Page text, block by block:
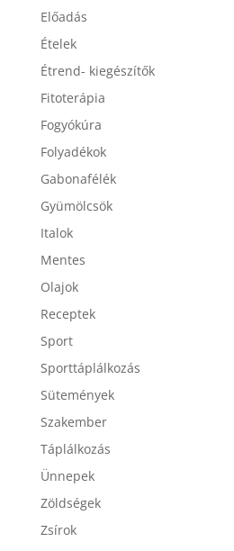
Előadás
Ételek
Étrend- kiegészítők
Fitoterápia
Fogyókúra
Folyadékok
Gabonafélék
Gyümölcsök
Italok
Mentes
Olajok
Receptek
Sport
Sporttáplálkozás
Sütemények
Szakember
Táplálkozás
Ünnepek
Zöldségek
Zsírok